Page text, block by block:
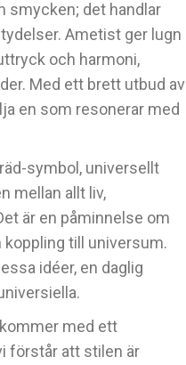
smycken; det handlar
Ametist ger lugn
och harmoni,
Med ett brett utbud av
en som resonerar med
symbol, universellt
mellan allt liv,
är en påminnelse om
koppling till universum.
idéer, en daglig
med ett
förstår att stilen är